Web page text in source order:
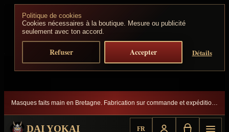
Politique de cookies
Cookies nécessaires à la boutique. Mesure ou publicité
seulement avec ton accord.
Refuser Accepter Détails
Aller au contenu
Masques faits main en Bretagne. Fabrication sur commande et expédition suivie.
DAI YOKAI FR
Choisir la langue